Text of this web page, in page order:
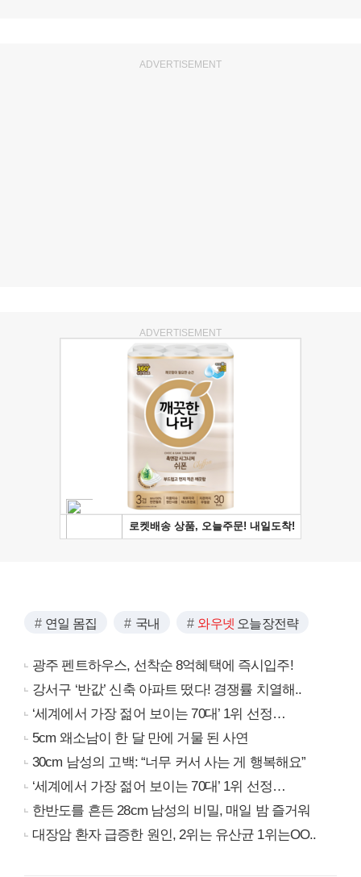
ADVERTISEMENT
ADVERTISEMENT
연일 몸집 국내 와우넷 오늘장전략
광주 펜트하우스, 선착순 8억혜택에 즉시입주!
강서구 ‘반값’ 신축 아파트 떴다! 경쟁률 치열해..
‘세계에서 가장 젊어 보이는 70대’ 1위 선정…
5cm 왜소남이 한 달 만에 거물 된 사연
30cm 남성의 고백: “너무 커서 사는 게 행복해요”
‘세계에서 가장 젊어 보이는 70대’ 1위 선정…
한반도를 흔든 28cm 남성의 비밀, 매일 밤 즐거워
대장암 환자 급증한 원인, 2위는 유산균 1위는OO..